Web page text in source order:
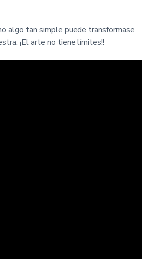
algo tan simple puede transformase
¡El arte no tiene límites!!